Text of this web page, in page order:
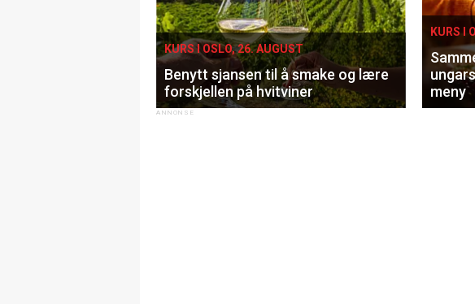
KURS I OSLO, 26. AUGUST
Benytt sjansen til å smake og lære
forskjellen på hvitviner
KURS I
meny